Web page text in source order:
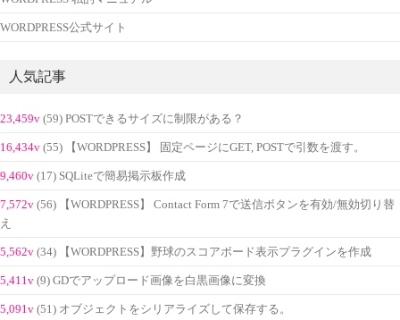
WORDPRESS公式サイト
人気記事
23,459v (59) POSTできるサイズに制限がある？
16,434v (55) 【WORDPRESS】 固定ページにGET, POSTで引数を渡す。
9,460v (17) SQLiteで簡易掲示板作成
7,572v (56) 【WORDPRESS】 Contact Form 7で送信ボタンを有効/無効切り替
え
5,562v (34) 【WORDPRESS】野球のスコアボード表示プラグインを作成
5,411v (9) GDでアップロード画像を白黒画像に変換
5,091v (51) オブジェクトをシリアライズして保存する。